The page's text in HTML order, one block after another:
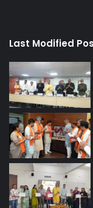
Last Modified